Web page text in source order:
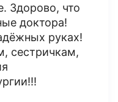
Здорово, что
доктора!
руках!
сестричкам,